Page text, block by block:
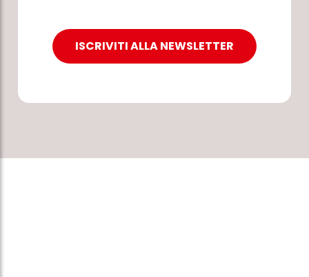
ISCRIVITI ALLA NEWSLETTER